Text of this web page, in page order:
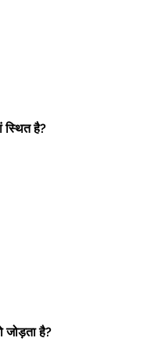
स्थित है?
जोड़ता है?